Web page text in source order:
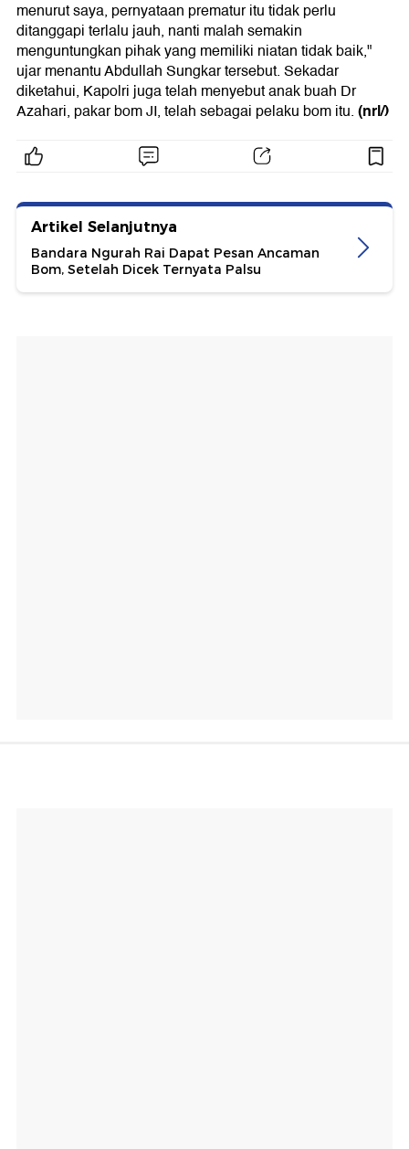
menurut saya, pernyataan prematur itu tidak perlu
ditanggapi terlalu jauh, nanti malah semakin
menguntungkan pihak yang memiliki niatan tidak baik,"
ujar menantu Abdullah Sungkar tersebut. Sekadar
diketahui, Kapolri juga telah menyebut anak buah Dr
Azahari, pakar bom JI, telah sebagai pelaku bom itu.(nrl/)
Artikel Selanjutnya
Bandara Ngurah Rai Dapat Pesan Ancaman
Bom, Setelah Dicek Ternyata Palsu